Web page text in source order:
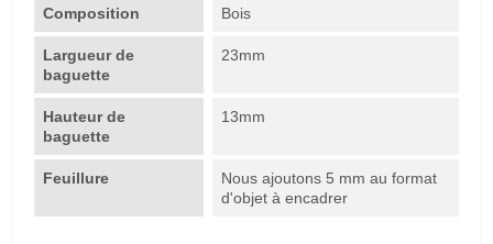
Composition Bois
Largueur de
baguette
23mm
Hauteur de
baguette
13mm
Feuillure
Nous ajoutons 5 mm au format
d'objet à encadrer